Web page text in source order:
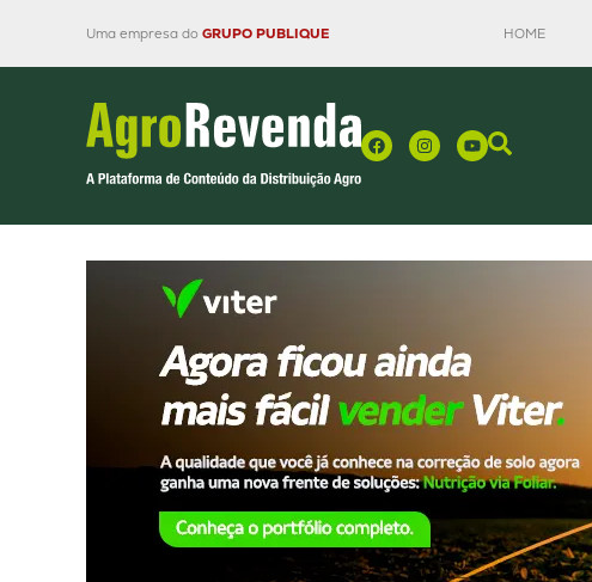
Uma empresa do GRUPO PUBLIQUE HOME